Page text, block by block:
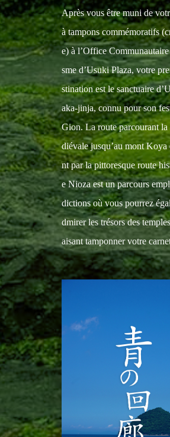
Après vous être muni de
à tampons commémoratifs
e) à l’Office
sme d’Usuki Plaza, votre
stination est le sanctuaire
aka-jinja, connu pour son
Gion. La route parcourant
diévale jusqu’au mont Koya
nt par la pittoresque route
e Nioza est un parcours
dictions où vous pourrez
dmirer les trésors des
aisant tamponner votre